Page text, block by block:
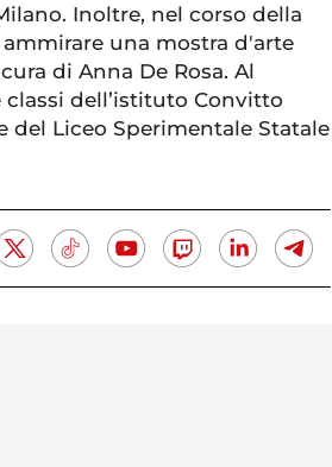
Inoltre, nel corso della
una mostra d'arte
di Anna De Rosa. Al
dell’istituto Convitto
del Liceo Sperimentale Statale